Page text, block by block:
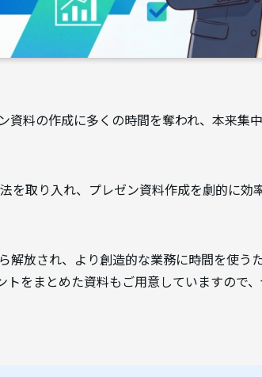
資料の作成に多くの時間を奪われ、本来集
を取り入れ、プレゼン資料作成を劇的に効
解放され、より創造的な業務に時間を使う
をまとめた資料もご用意していますので、